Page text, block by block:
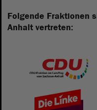
Folgende Fraktionen
Anhalt vertreten: